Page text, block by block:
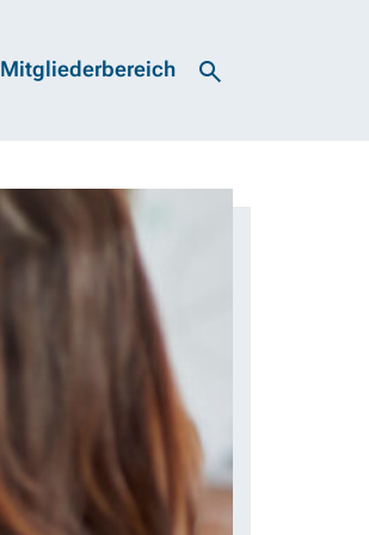
Mitgliederbereich